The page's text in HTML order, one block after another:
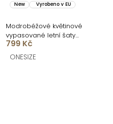
New Vyrobeno v EU
Modrobéžové květinové
vypasované letní šaty
SAHARA
799 Kč
ONESIZE